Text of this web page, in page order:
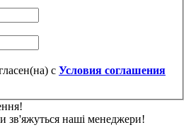
с Условия соглашения
зв'яжуться наші менеджери!